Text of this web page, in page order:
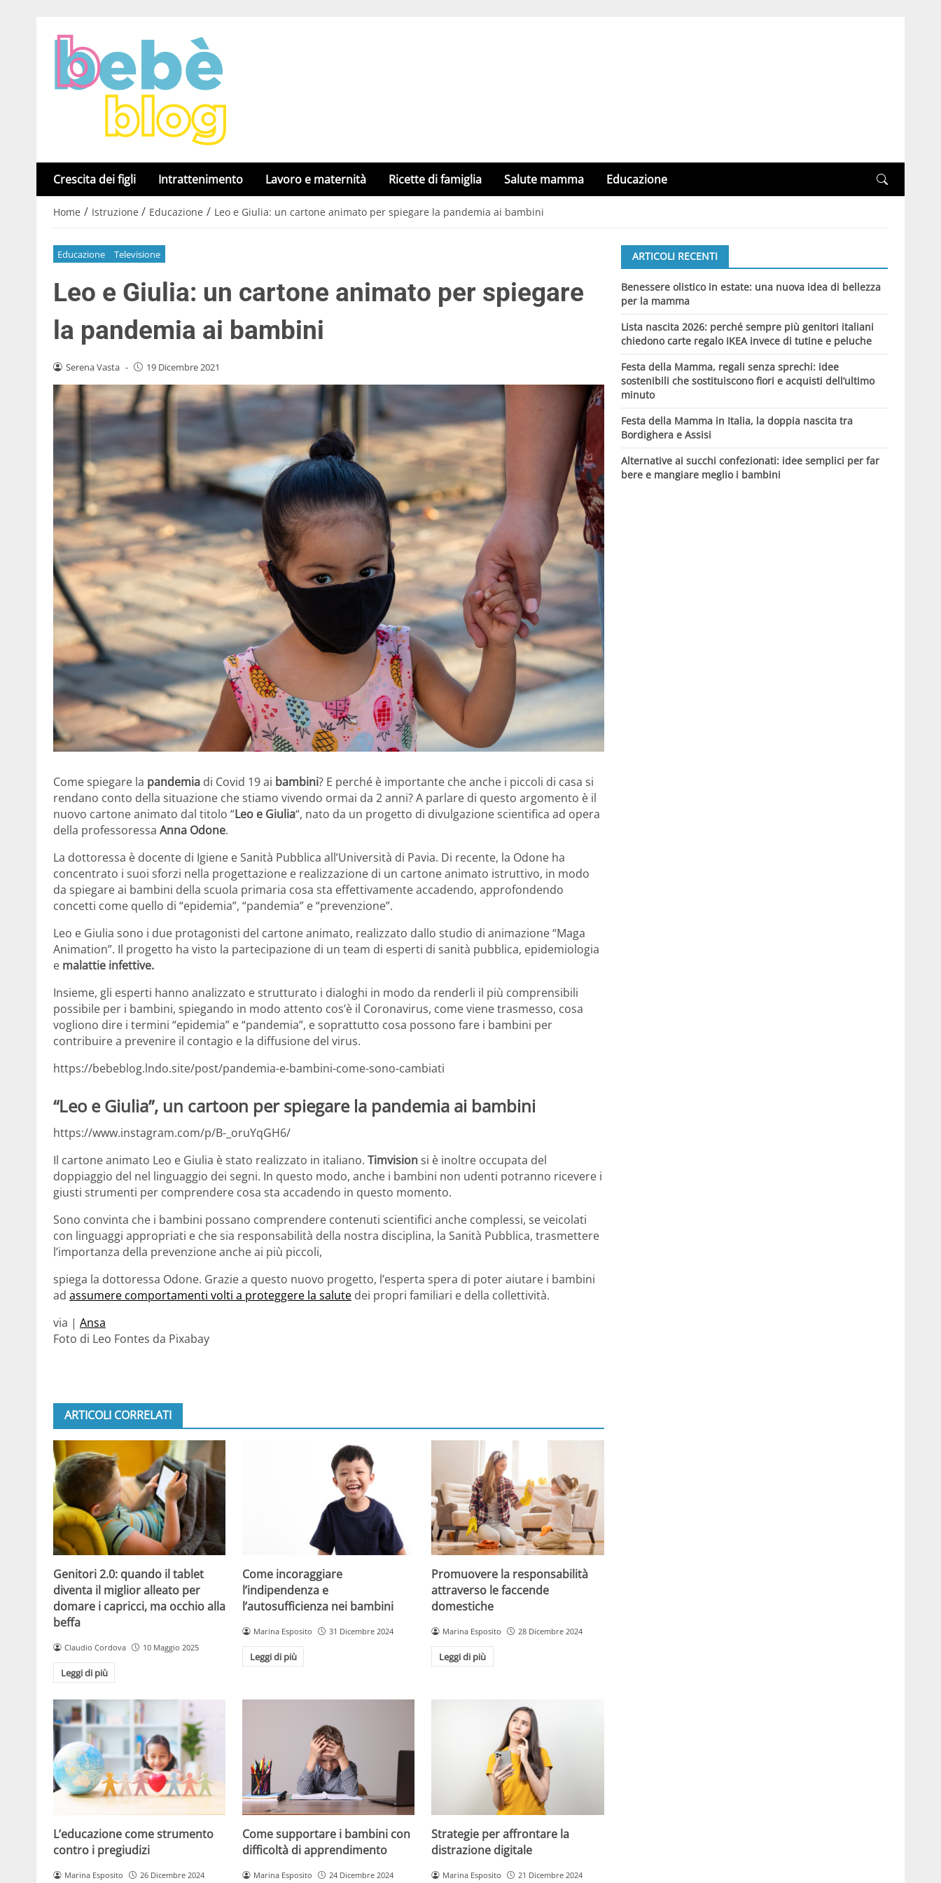
Crescita dei figli Intrattenimento Lavoro e maternità Ricette di famiglia Salute mamma Educazione
Home / Istruzione / Educazione / Leo e Giulia: un cartone animato per spiegare la pandemia ai bambini
Educazione Televisione
Leo e Giulia: un cartone animato per spiegare
la pandemia ai bambini
Serena Vasta - 19 Dicembre 2021
Come spiegare la pandemia di Covid 19 ai bambini? E perché è importante che anche i piccoli di casa si
rendano conto della situazione che stiamo vivendo ormai da 2 anni? A parlare di questo argomento è il
nuovo cartone animato dal titolo “Leo e Giulia“, nato da un progetto di divulgazione scientifica ad opera
della professoressa Anna Odone.
La dottoressa è docente di Igiene e Sanità Pubblica all’Università di Pavia. Di recente, la Odone ha
concentrato i suoi sforzi nella progettazione e realizzazione di un cartone animato istruttivo, in modo
da spiegare ai bambini della scuola primaria cosa sta effettivamente accadendo, approfondendo
concetti come quello di “epidemia”, “pandemia” e “prevenzione”.
Leo e Giulia sono i due protagonisti del cartone animato, realizzato dallo studio di animazione “Maga
Animation”. Il progetto ha visto la partecipazione di un team di esperti di sanità pubblica, epidemiologia
e malattie infettive.
Insieme, gli esperti hanno analizzato e strutturato i dialoghi in modo da renderli il più comprensibili
possibile per i bambini, spiegando in modo attento cos’è il Coronavirus, come viene trasmesso, cosa
vogliono dire i termini “epidemia” e “pandemia”, e soprattutto cosa possono fare i bambini per
contribuire a prevenire il contagio e la diffusione del virus.
https://bebeblog.lndo.site/post/pandemia-e-bambini-come-sono-cambiati
“Leo e Giulia”, un cartoon per spiegare la pandemia ai bambini
https://www.instagram.com/p/B-_oruYqGH6/
Il cartone animato Leo e Giulia è stato realizzato in italiano. Timvisionsi è inoltre occupata del
doppiaggio del nel linguaggio dei segni. In questo modo, anche i bambini non udenti potranno ricevere i
giusti strumenti per comprendere cosa sta accadendo in questo momento.
Sono convinta che i bambini possano comprendere contenuti scientifici anche complessi, se veicolati
con linguaggi appropriati e che sia responsabilità della nostra disciplina, la Sanità Pubblica, trasmettere
l’importanza della prevenzione anche ai più piccoli,
spiega la dottoressa Odone. Grazie a questo nuovo progetto, l’esperta spera di poter aiutare i bambini
ad assumere comportamenti volti a proteggere la salute dei propri familiari e della collettività.
via | Ansa
Foto di Leo Fontes da Pixabay
ARTICOLI CORRELATI
Genitori 2.0: quando il tablet
diventa il miglior alleato per
domare i capricci, ma occhio alla
beffa
Claudio Cordova 10 Maggio 2025
Leggi di più
Come incoraggiare
l’indipendenza e
l’autosufficienza nei bambini
Marina Esposito 31 Dicembre 2024
Leggi di più
Promuovere la responsabilità
attraverso le faccende
domestiche
Marina Esposito 28 Dicembre 2024
Leggi di più
L’educazione come strumento
contro i pregiudizi
Marina Esposito 26 Dicembre 2024
Come supportare i bambini con
difficoltà di apprendimento
Marina Esposito 24 Dicembre 2024
Strategie per affrontare la
distrazione digitale
Marina Esposito 21 Dicembre 2024
ARTICOLI RECENTI
Benessere olistico in estate: una nuova idea di bellezza
per la mamma
Lista nascita 2026: perché sempre più genitori italiani
chiedono carte regalo IKEA invece di tutine e peluche
Festa della Mamma, regali senza sprechi: idee
sostenibili che sostituiscono fiori e acquisti dell’ultimo
minuto
Festa della Mamma in Italia, la doppia nascita tra
Bordighera e Assisi
Alternative ai succhi confezionati: idee semplici per far
bere e mangiare meglio i bambini